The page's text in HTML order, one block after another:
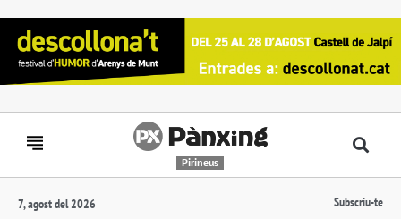
Pirineus
7, agost del 2026 Subscriu-te